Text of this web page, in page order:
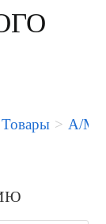
Товары > А/М